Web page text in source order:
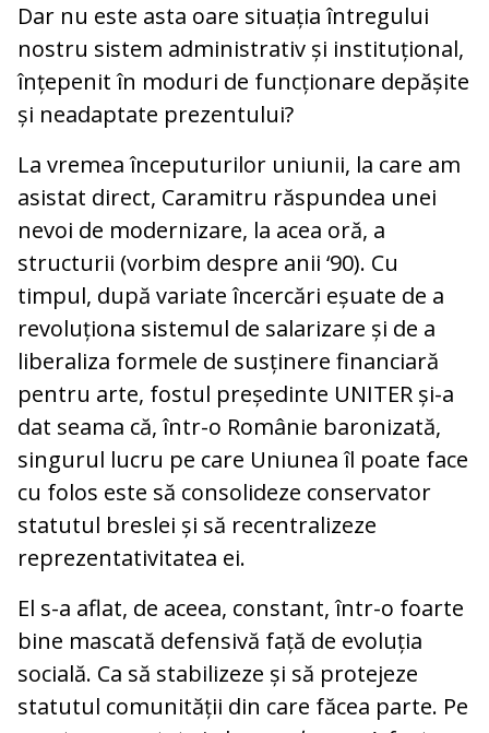
Dar nu este asta oare situația întregului
nostru sistem administrativ și instituțional,
înțepenit în moduri de funcționare depășite
și neadaptate prezentului?
La vremea începuturilor uniunii, la care am
asistat direct, Caramitru răspundea unei
nevoi de modernizare, la acea oră, a
structurii (vorbim despre anii ‘90). Cu
timpul, după variate încercări eșuate de a
revoluționa sistemul de salarizare și de a
liberaliza formele de susținere financiară
pentru arte, fostul președinte UNITER și-a
dat seama că, într-o Românie baronizată,
singurul lucru pe care Uniunea îl poate face
cu folos este să consolideze conservator
statutul breslei și să recentralizeze
reprezentativitatea ei.
El s-a aflat, de aceea, constant, într-o foarte
bine mascată defensivă față de evoluția
socială. Ca să stabilizeze și să protejeze
statutul comunității din care făcea parte. Pe